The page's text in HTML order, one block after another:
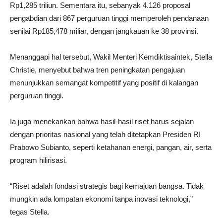
Rp1,285 triliun. Sementara itu, sebanyak 4.126 proposal
pengabdian dari 867 perguruan tinggi memperoleh pendanaan
senilai Rp185,478 miliar, dengan jangkauan ke 38 provinsi.
Menanggapi hal tersebut, Wakil Menteri Kemdiktisaintek, Stella
Christie, menyebut bahwa tren peningkatan pengajuan
menunjukkan semangat kompetitif yang positif di kalangan
perguruan tinggi.
Ia juga menekankan bahwa hasil-hasil riset harus sejalan
dengan prioritas nasional yang telah ditetapkan Presiden RI
Prabowo Subianto, seperti ketahanan energi, pangan, air, serta
program hilirisasi.
“Riset adalah fondasi strategis bagi kemajuan bangsa. Tidak
mungkin ada lompatan ekonomi tanpa inovasi teknologi,”
tegas Stella.